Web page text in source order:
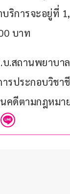
ริการจะอยู่ที่
บาท
บ.สถานพยาบ
รประกอบวิชา
คดีตามกฎหมา